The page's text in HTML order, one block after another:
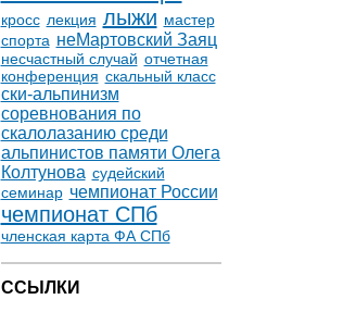
кросс лекция лыжи мастер
спорта неМартовский Заяц
несчастный случай отчетная
конференция скальный класс
ски-альпинизм
соревнования по
скалолазанию среди
альпинистов памяти Олега
Колтунова судейский
семинар чемпионат России
чемпионат СПб
членская карта ФА СПб
ССЫЛКИ